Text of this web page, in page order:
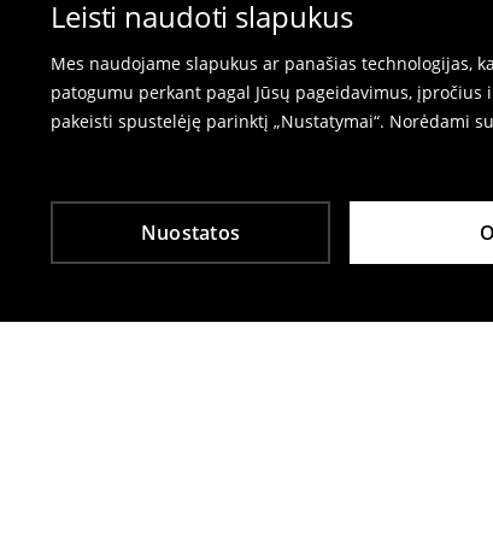
Leisti naudoti slapukus
Mes naudojame slapukus ar panašias technologijas,
patogumu perkant pagal Jūsų pageidavimus,
pakeisti spustelėję parinktį „Nustatymai“. Norėdami
Nuostatos
⟶
Prekių grąžinimas